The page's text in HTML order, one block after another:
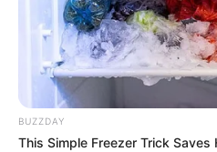
olacaq? -
SON DƏQİQƏ
SON DƏQİQƏ!
xəbər:kütləvi
BUZZDAY
This Simple Freezer Trick Saves